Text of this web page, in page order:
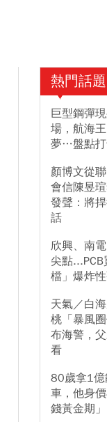
熱門話題
巨型鋼彈
場，航海
夢…盤點打
顏博文從
會信陳昱
發聲：將
話
欣興、南
尖點
檔」爆炸
天氣／白
桃「暴風
布海警，
看
80歲拿1億
車，他身
錢黃金期